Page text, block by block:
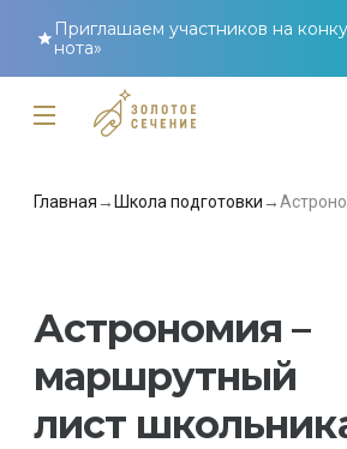
Приглашаем участников на
нота»
Главная → Школа подготовки →
Астрономия –
маршрутный
лист